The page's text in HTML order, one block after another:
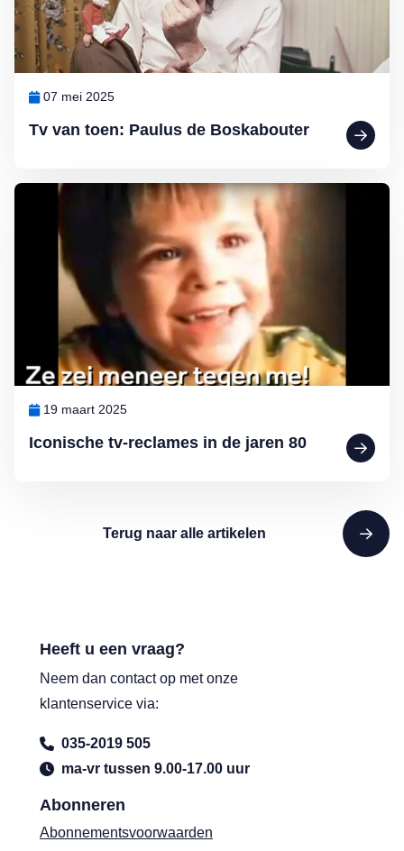
Tv van toen: Paulus de Boskabouter
07 mei 2025
Iconische tv-reclames in de jaren 80
19 maart 2025
Lees meer over Iconische tv-reclames in de jaren 80
Terug naar alle artikelen
Abonneren
Abonnementsvoorwaarden
Heeft u een vraag?
Neem dan contact op met onze
klantenservice via:
035-2019 505
ma-vr tussen 9.00-17.00 uur